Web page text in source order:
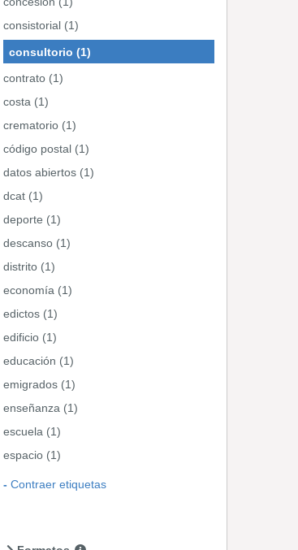
consistorial (1)
consultorio (1)
contrato (1)
costa (1)
crematorio (1)
código postal (1)
datos abiertos (1)
dcat (1)
deporte (1)
descanso (1)
distrito (1)
economía (1)
edictos (1)
edificio (1)
educación (1)
emigrados (1)
enseñanza (1)
escuela (1)
espacio (1)
Contraer etiquetas